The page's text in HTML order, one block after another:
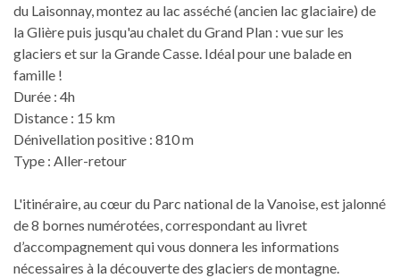
du Laisonnay, montez au lac asséché (ancien lac glaciaire) de
la Glière puis jusqu'au chalet du Grand Plan : vue sur les
glaciers et sur la Grande Casse. Idéal pour une balade en
famille !
Durée : 4h
Distance : 15 km
Dénivellation positive : 810 m
Type : Aller-retour
L'itinéraire, au cœur du Parc national de la Vanoise, est jalonné
de 8 bornes numérotées, correspondant au livret
d’accompagnement qui vous donnera les informations
nécessaires à la découverte des glaciers de montagne.